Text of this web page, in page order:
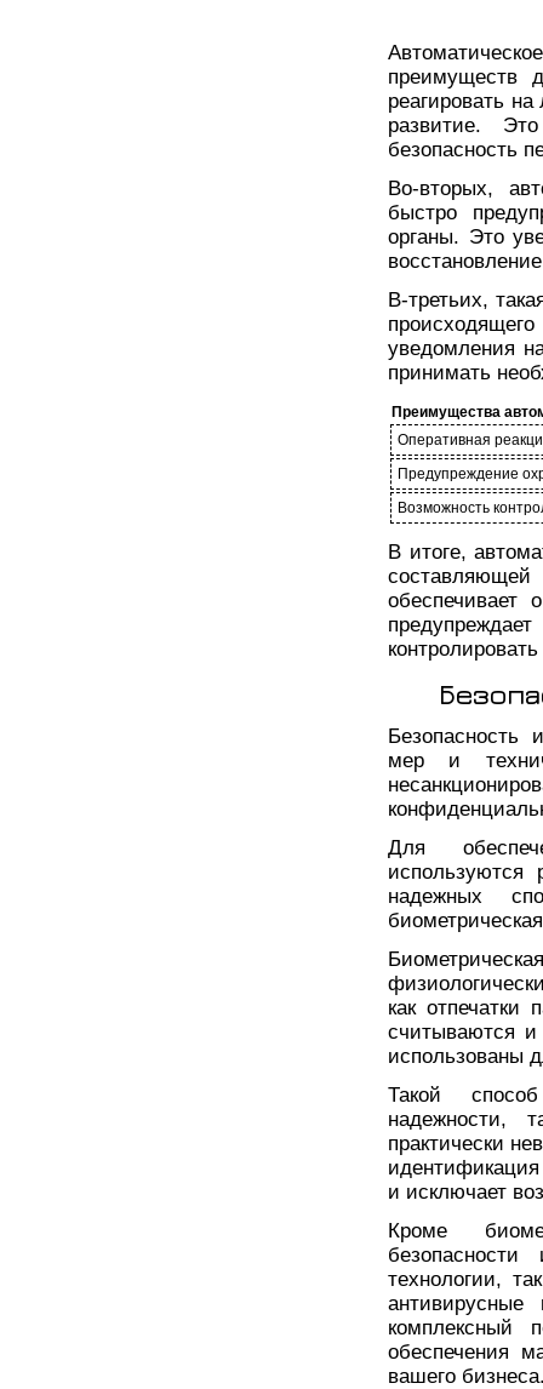
преимуществ
реагировать
развитие.
безопасность
Во-вторых,
быстро
органы. Это
В-третьих,
уведомления
принимать
Преимущества
Оперативная
Предупреждение
Возможность
В итоге,
обеспечивает
Безопасность
мер и
Для
надежных
как отпечатки
считываются
использованы
Такой
надежности,
практически
и исключает
Кроме
технологии,
комплексный
обеспечения
вашего